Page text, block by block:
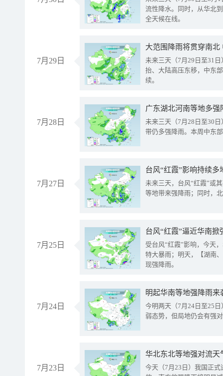
流性降水。同时，从华北
全天候在线。
7月29日
大范围降雨将贯穿南
未来三天（7月29日至31
抬、大陆高压东移，中东
续。
7月28日
广东湖北河南等地多
未来三天（7月28日至30
带仍多强降雨。本周中东
7月27日
台风“红霞”影响持续
未来三天，台风“红霞”或
等地带来强降雨；同时，
7月25日
台风“红霞”逼近华南
受台风“红霞”影响，今天
特大暴雨；明天，【湖南
现强降雨。
7月24日
明起华南等地强降雨
今明两天（7月24日至25
弱态势，但局地仍会有强
7月23日
华北东北等地强对流天
今天（7月23日）我国正